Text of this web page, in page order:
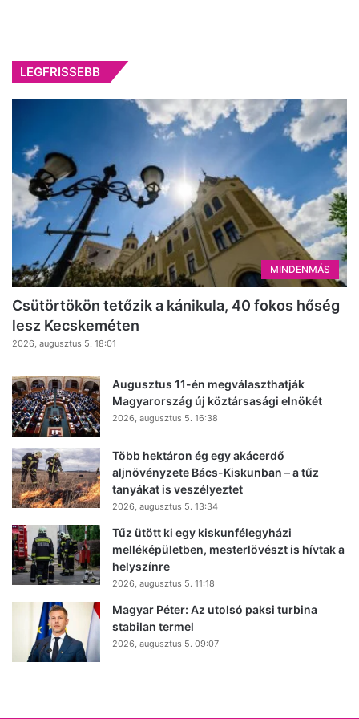
LEGFRISSEBB
MINDENMÁS
Csütörtökön tetőzik a kánikula, 40 fokos hőség
lesz Kecskeméten
2026, augusztus 5. 18:01
Augusztus 11-én megválaszthatják
Magyarország új köztársasági elnökét
2026, augusztus 5. 16:38
Több hektáron ég egy akácerdő
aljnövényzete Bács-Kiskunban – a tűz
tanyákat is veszélyeztet
2026, augusztus 5. 13:34
Tűz ütött ki egy kiskunfélegyházi
melléképületben, mesterlövészt is hívtak a
helyszínre
2026, augusztus 5. 11:18
Magyar Péter: Az utolsó paksi turbina
stabilan termel
2026, augusztus 5. 09:07